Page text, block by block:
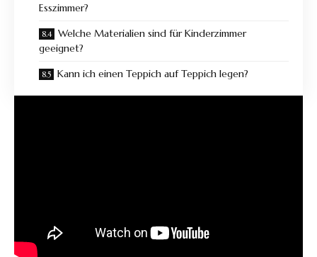
Esszimmer?
Welche Materialien sind für Kinderzimmer
geeignet?
Kann ich einen Teppich auf Teppich legen?